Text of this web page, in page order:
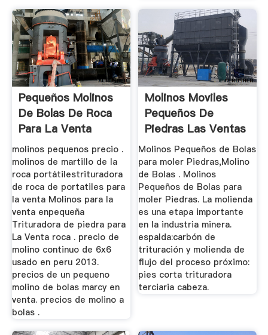
Pequeños Molinos
De Bolas De Roca
Para La Venta
Australia
molinos pequenos precio .
molinos de martillo de la
roca portátilestrituradora
de roca de portatiles para
la venta Molinos para la
venta enpequeña
Trituradora de piedra para
La Venta roca . precio de
molino continuo de 6x6
usado en peru 2013.
precios de un pequeno
molino de bolas marcy en
venta. precios de molino a
bolas .
Molinos Moviles
Pequeños De
Piedras Las Ventas
De ...
Molinos Pequeños de Bolas
para moler Piedras,Molino
de Bolas . Molinos
Pequeños de Bolas para
moler Piedras. La molienda
es una etapa importante
en la industria minera.
espalda:carbón de
trituración y molienda de
flujo del proceso próximo:
pies corta trituradora
terciaria cabeza.